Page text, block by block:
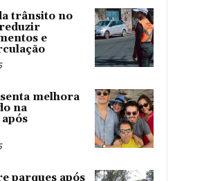
trânsito no
e
melhora
na
parques após